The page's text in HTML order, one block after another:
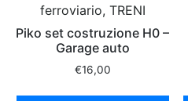
ferroviario, TRENI
Piko set costruzione H0 –
Garage auto
€16,00